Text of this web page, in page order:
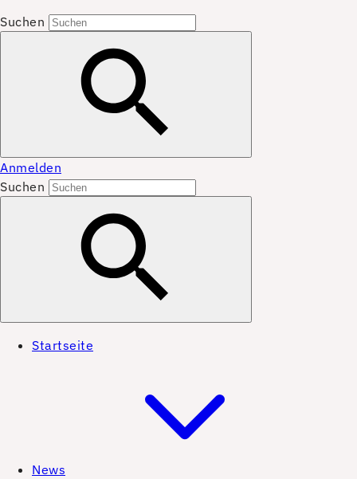
Suchen
Anmelden
Suchen
Startseite
News